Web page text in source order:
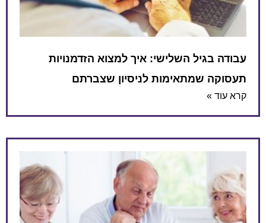
עבודה בגיל השלישי: איך למצוא הזדמנויות
תעסוקה שמתאימות לניסיון שצברתם
קרא עוד »